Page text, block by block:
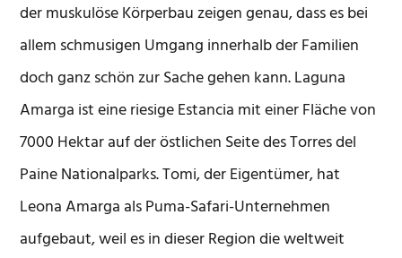
der muskulöse Körperbau zeigen genau, dass es bei
allem schmusigen Umgang innerhalb der Familien
doch ganz schön zur Sache gehen kann. Laguna
Amarga ist eine riesige Estancia mit einer Fläche von
7000 Hektar auf der östlichen Seite des Torres del
Paine Nationalparks. Tomi, der Eigentümer, hat
Leona Amarga als Puma-Safari-Unternehmen
aufgebaut, weil es in dieser Region die weltweit